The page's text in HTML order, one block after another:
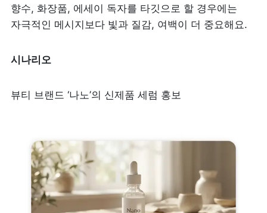
향수, 화장품, 에세이 독자를 타깃으로 할 경우에는
자극적인 메시지보다 빛과 질감, 여백이 더 중요해요.
시나리오
뷰티 브랜드 ‘나노’의 신제품 세럼 홍보